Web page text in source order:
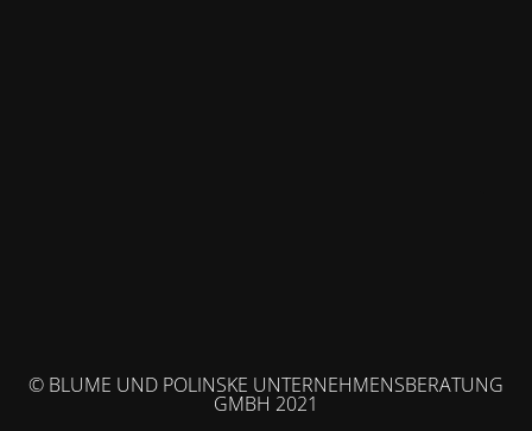
© BLUME UND POLINSKE UNTERNEHMENSBERATUNG
GMBH 2021